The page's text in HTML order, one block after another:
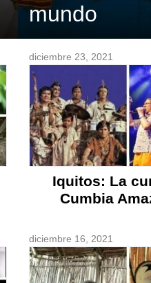
mundo
diciembre 23, 2021
Iquitos: La
Cumbia
diciembre 16, 2021